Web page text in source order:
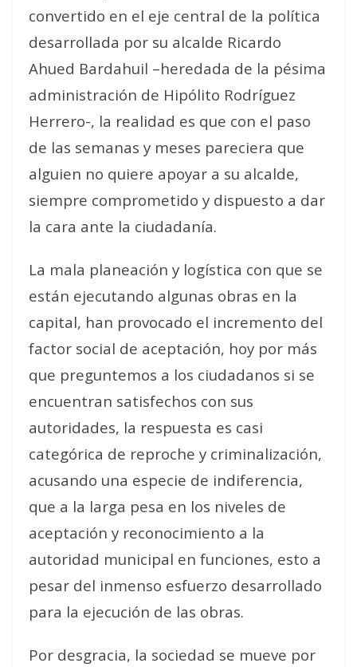
convertido en el eje central de la política
desarrollada por su alcalde Ricardo
Ahued Bardahuil –heredada de la pésima
administración de Hipólito Rodríguez
Herrero-, la realidad es que con el paso
de las semanas y meses pareciera que
alguien no quiere apoyar a su alcalde,
siempre comprometido y dispuesto a dar
la cara ante la ciudadanía.
La mala planeación y logística con que se
están ejecutando algunas obras en la
capital, han provocado el incremento del
factor social de aceptación, hoy por más
que preguntemos a los ciudadanos si se
encuentran satisfechos con sus
autoridades, la respuesta es casi
categórica de reproche y criminalización,
acusando una especie de indiferencia,
que a la larga pesa en los niveles de
aceptación y reconocimiento a la
autoridad municipal en funciones, esto a
pesar del inmenso esfuerzo desarrollado
para la ejecución de las obras.
Por desgracia, la sociedad se mueve por